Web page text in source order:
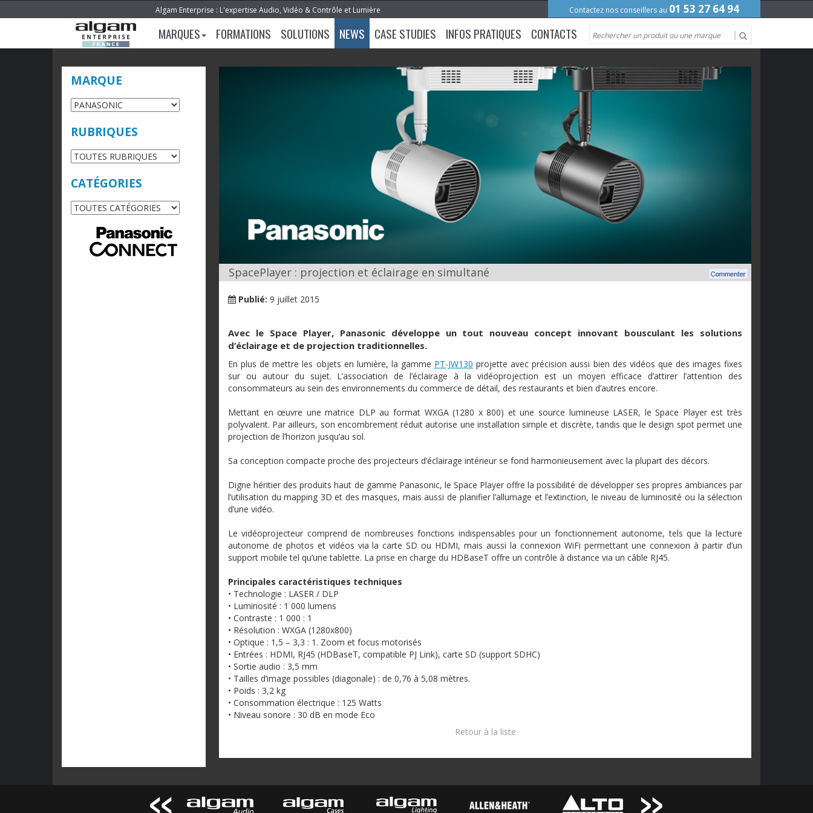
Algam Enterprise : L'expertise Audio, Vidéo & Contrôle et Lumière Contactez nos conseillers au 01 53 27 64 94
MARQUES FORMATIONS SOLUTIONS NEWS CASE STUDIES INFOS PRATIQUES CONTACTS
MARQUE
RUBRIQUES
CATÉGORIES
SpacePlayer : projection et éclairage en simultané
Publié: 9 juillet 2015
Avec le Space Player, Panasonic développeun tout nouveau concept innovant bousculant les solutions
d’éclairage et de projection traditionnelles.
En plus demettre les objets en lumière, la gamme PT-JW130 projette avec précision aussi bien des vidéos que des images fixes
sur ou autourdu sujet. L’association del’éclairage à la vidéoprojection estun moyen efficace d’attirer l’attention des
consommateurs au sein des environnements du commerce de détail, des restaurants et bien d’autres encore.
Mettant enœuvre une matrice DLP au format WXGA(1280 x 800) etune source lumineuse LASER, le Space Playerest très
polyvalent. Parailleurs, son encombrement réduit autorise une installation simple et discrète,tandis que le design spot permet une
projection de l’horizon jusqu’au sol.
Sa conception compacte proche des projecteurs d’éclairage intérieur se fond harmonieusement avec la plupart des décors.
Digne héritier desproduits haut de gamme Panasonic, le Space Playeroffre lapossibilité de développer ses propres ambiances par
l’utilisation du mapping 3D et des masques, mais aussi de planifier l’allumage etl’extinction, leniveau deluminosité ou la sélection
d’une vidéo.
Levidéoprojecteur comprend de nombreuses fonctions indispensables pour un fonctionnement autonome,tels que la lecture
autonome de photos et vidéos via la carte SDou HDMI, mais aussi la connexion WiFi permettant une connexion à partir d’un
support mobiletel qu’une tablette. La prise en charge du HDBaseT offre un contrôle à distance via un câble RJ45.
Principales caractéristiques techniques
• Technologie : LASER / DLP
• Luminosité : 1 000 lumens
• Contraste : 1 000 : 1
• Résolution : WXGA (1280x800)
• Optique : 1,5 – 3,3 : 1. Zoom et focus motorisés
• Entrées : HDMI, RJ45 (HDBaseT, compatible PJ Link), carte SD (support SDHC)
• Sortie audio : 3,5 mm
• Tailles d’image possibles (diagonale) : de 0,76 à 5,08 mètres.
• Poids : 3,2 kg
• Consommation électrique : 125 Watts
• Niveau sonore : 30 dB en mode Eco
Retour à la liste